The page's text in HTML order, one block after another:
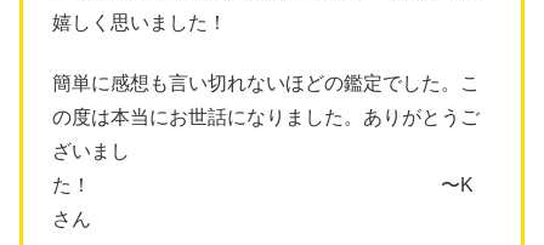
嬉しく思いました！
簡単に感想も言い切れないほどの鑑定でした。こ
の度は本当にお世話になりました。ありがとうご
ざいまし
た！ 〜K
さん